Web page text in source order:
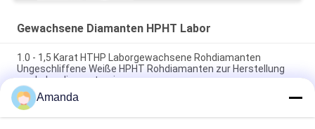
Gewachsene Diamanten HPHT Labor
1.0 - 1,5 Karat HTHP Laborgewachsene Rohdiamanten
Ungeschliffene Weiße HPHT Rohdiamanten zur Herstellung
von Labordiamantenringe
100% echt und Härte 10 Mohs 1 Karat HPHT Labor gemacht
Ungeschnittenes Rohweiß Labor Diamant
Amanda